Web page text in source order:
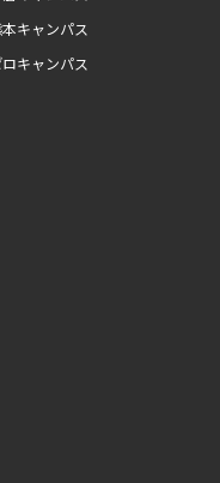
キャンパス
キャンパス